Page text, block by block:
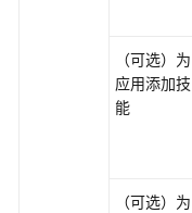
（可选）为
应用添加技
能
（可选）为